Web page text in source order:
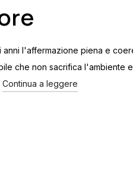
l'affermazione piena e
che non sacrifica l'ambiente
Continua a leggere